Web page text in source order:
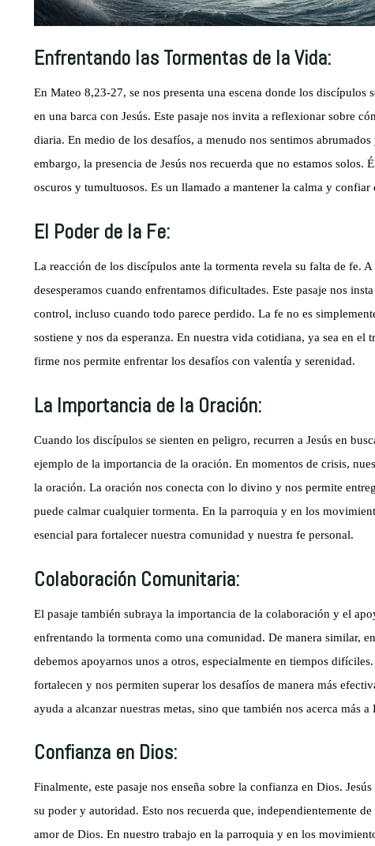
Enfrentando las Tormentas de la Vida:
En Mateo 8,23-27, se nos presenta una escena donde los discípulos
en una barca con Jesús. Este pasaje nos invita a reflexionar sobre
diaria. En medio de los desafíos, a menudo nos sentimos
embargo, la presencia de Jesús nos recuerda que no estamos solos.
oscuros y tumultuosos. Es un llamado a mantener la calma y
El Poder de la Fe:
La reacción de los discípulos ante la tormenta revela su falta de fe.
desesperamos cuando enfrentamos dificultades. Este pasaje nos
control, incluso cuando todo parece perdido. La fe no es
sostiene y nos da esperanza. En nuestra vida cotidiana, ya sea en
firme nos permite enfrentar los desafíos con valentía y serenidad.
La Importancia de la Oración:
Cuando los discípulos se sienten en peligro, recurren a Jesús en
ejemplo de la importancia de la oración. En momentos de crisis,
la oración. La oración nos conecta con lo divino y nos permite
puede calmar cualquier tormenta. En la parroquia y en los
esencial para fortalecer nuestra comunidad y nuestra fe personal.
Colaboración Comunitaria:
El pasaje también subraya la importancia de la colaboración y el
enfrentando la tormenta como una comunidad. De manera similar,
debemos apoyarnos unos a otros, especialmente en tiempos
fortalecen y nos permiten superar los desafíos de manera más
ayuda a alcanzar nuestras metas, sino que también nos acerca más
Confianza en Dios:
Finalmente, este pasaje nos enseña sobre la confianza en Dios.
su poder y autoridad. Esto nos recuerda que, independientemente
amor de Dios. En nuestro trabajo en la parroquia y en los